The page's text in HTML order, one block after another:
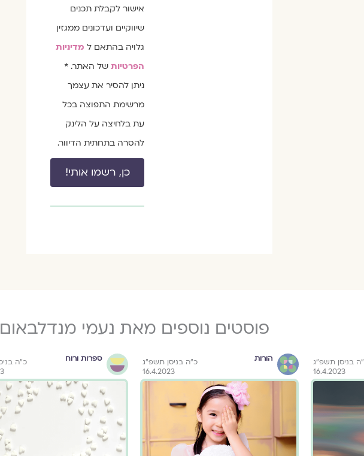
אישור לקבלת תכנים
שיווקיים ועדכונים ממגזין
גלויה בהתאם למדיניות
הפרטיותשל האתר. *
ניתן להסיר את עצמך
מרשימת התפוצה בכל
עת בלחיצה על הלינק
להסרה בתחתית הדיוור.
כן, רשמו אותי!
פוסטים נוספים מאת נעמי מנדלבאום
בניסן תשפ״ג
16.4.2023
הורות
כ״ה בניסן תשפ״ג
16.4.2023
ספרות ורוח
כ״ה